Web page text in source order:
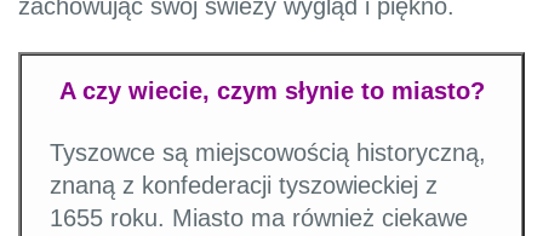
zachowując swój świeży wygląd i piękno.
A czy wiecie, czym słynie to miasto?
Tyszowce są miejscowością historyczną,
znaną z konfederacji tyszowieckiej z
1655 roku. Miasto ma również ciekawe